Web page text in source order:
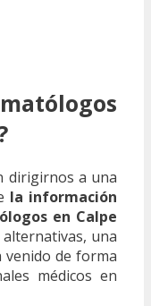
dirigirnos a una
la información
en Calpe
una
de forma
médicos en